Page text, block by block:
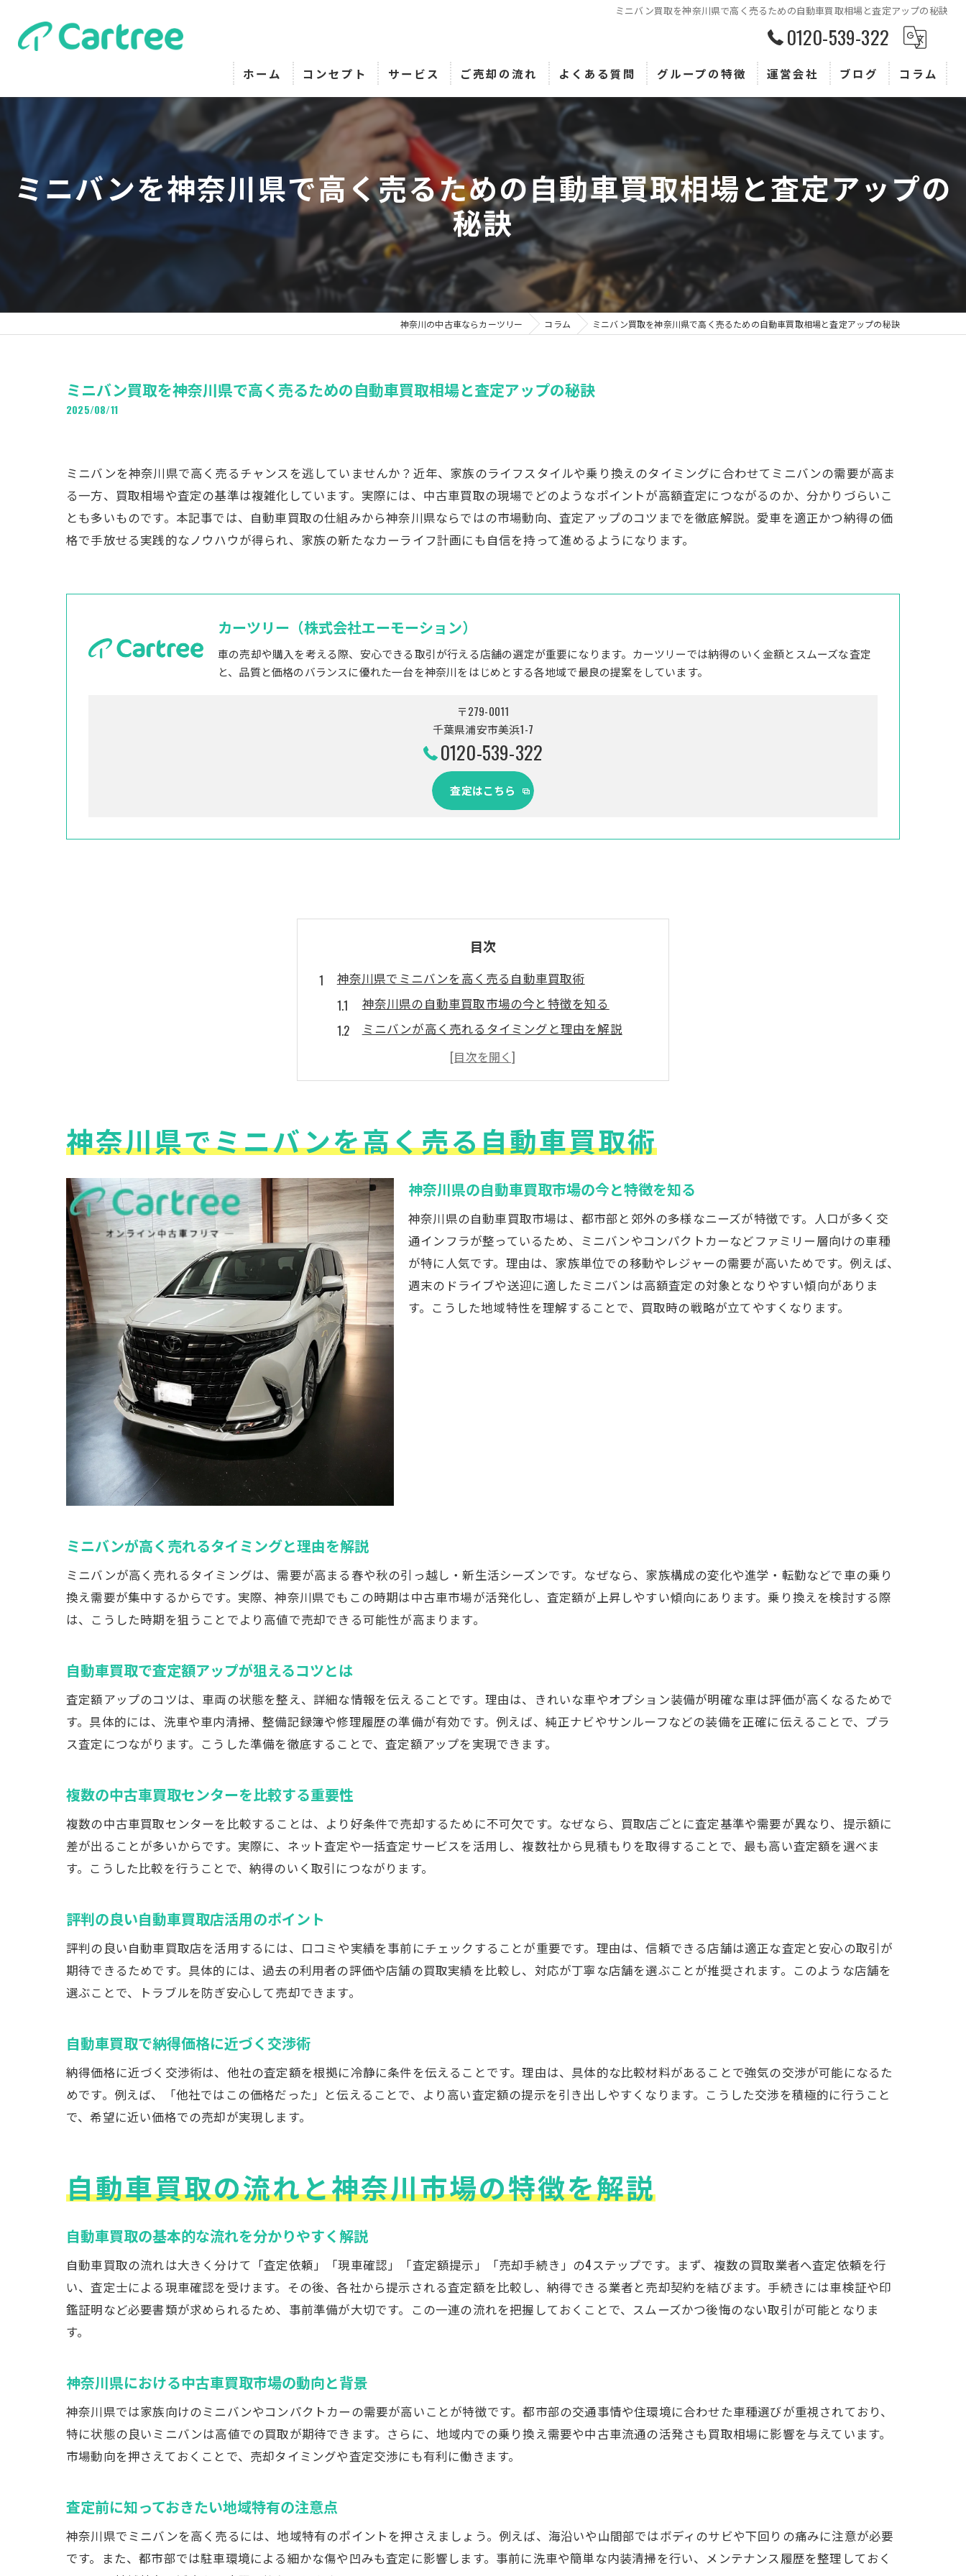
ミニバン買取を神奈川県で高く売るための自動車買取相場と査定アップの秘訣
0120-539-322
ホーム コンセプト サービス ご売却の流れ よくある質問 グループの特徴
買取
販売
トヨタ
運営会社 ブログ コラム
ミニバンを神奈川県で高く売るための自動車買取相場と査定アップの
秘訣
神奈川の中古車ならカーツリー コラム ミニバン買取を神奈川県で高く売るための自動車買取相場と査定アップの秘訣
ミニバン買取を神奈川県で高く売るための自動車買取相場と査定アップの秘訣
2025/08/11
ミニバンを神奈川県で高く売るチャンスを逃していませんか？近年、家族のライフスタイルや乗り換えのタイミングに合わせてミニバンの需要が高ま
る一方、買取相場や査定の基準は複雑化しています。実際には、中古車買取の現場でどのようなポイントが高額査定につながるのか、分かりづらいこ
とも多いものです。本記事では、自動車買取の仕組みから神奈川県ならではの市場動向、査定アップのコツまでを徹底解説。愛車を適正かつ納得の価
格で手放せる実践的なノウハウが得られ、家族の新たなカーライフ計画にも自信を持って進めるようになります。
カーツリー（株式会社エーモーション）
車の売却や購入を考える際、安心できる取引が行える店舗の選定が重要になります。カーツリーでは納得のいく金額とスムーズな査定
と、品質と価格のバランスに優れた一台を神奈川をはじめとする各地域で最良の提案をしています。
〒279-0011
千葉県浦安市美浜1-7
0120-539-322
査定はこちら
目次
神奈川県でミニバンを高く売る自動車買取術
神奈川県の自動車買取市場の今と特徴を知る
ミニバンが高く売れるタイミングと理由を解説
自動車買取で査定額アップが狙えるコツとは
複数の中古車買取センターを比較する重要性
自動車買取で納得価格に近づく交渉術
自動車買取の流れと神奈川市場の特徴を解説
自動車買取の基本的な流れを分かりやすく解説
神奈川県における中古車買取市場の動向と背景
査定前に知っておきたい地域特有の注意点
自動車買取で重視される評価ポイントと基準
中古車買取センターの選び方と比較方法
カーセンサーを活用した情報収集のコツ
ミニバン査定アップを狙うための実践ポイント
自動車買取で査定額が上がる準備を徹底解説
ミニバンの装備や内外装のチェックポイント
信頼できる自動車買取先を神奈川で見つける方法
神奈川県内で信頼できる買取先を見極めるコツ
中古車買取センターの比較ポイントを解説
トラブル回避のためのチェックリスト紹介
自宅でできるミニバン査定前の準備とは
自動車買取前に自宅でできる清掃ポイント
ミニバンのメンテナンスで査定額アップを狙う
オンライン査定時の注意点とコツを紹介
家族のカーライフに最適な買い替え計画の立て方
買い替え時に役立つ中古車買取情報の集め方
実際の口コミから読み解く自動車買取の傾向
信頼と満足度の高い取引に繋げる活用術
自動車買取相場の最新動向と調べ方を解説
神奈川県でのミニバン買取価格の変動要因
年式や走行距離による査定相場の違い
中古車買取センターでの相場比較の重要性
神奈川県でミニバンを高く売る自動車買取術
神奈川県の自動車買取市場の今と特徴を知る
神奈川県の自動車買取市場は、都市部と郊外の多様なニーズが特徴です。人口が多く交
通インフラが整っているため、ミニバンやコンパクトカーなどファミリー層向けの車種
が特に人気です。理由は、家族単位での移動やレジャーの需要が高いためです。例えば、
週末のドライブや送迎に適したミニバンは高額査定の対象となりやすい傾向がありま
す。こうした地域特性を理解することで、買取時の戦略が立てやすくなります。
ミニバンが高く売れるタイミングと理由を解説
ミニバンが高く売れるタイミングは、需要が高まる春や秋の引っ越し・新生活シーズンです。なぜなら、家族構成の変化や進学・転勤などで車の乗り
換え需要が集中するからです。実際、神奈川県でもこの時期は中古車市場が活発化し、査定額が上昇しやすい傾向にあります。乗り換えを検討する際
は、こうした時期を狙うことでより高値で売却できる可能性が高まります。
自動車買取で査定額アップが狙えるコツとは
査定額アップのコツは、車両の状態を整え、詳細な情報を伝えることです。理由は、きれいな車やオプション装備が明確な車は評価が高くなるためで
す。具体的には、洗車や車内清掃、整備記録簿や修理履歴の準備が有効です。例えば、純正ナビやサンルーフなどの装備を正確に伝えることで、プラ
ス査定につながります。こうした準備を徹底することで、査定額アップを実現できます。
複数の中古車買取センターを比較する重要性
複数の中古車買取センターを比較することは、より好条件で売却するために不可欠です。なぜなら、買取店ごとに査定基準や需要が異なり、提示額に
差が出ることが多いからです。実際に、ネット査定や一括査定サービスを活用し、複数社から見積もりを取得することで、最も高い査定額を選べま
す。こうした比較を行うことで、納得のいく取引につながります。
評判の良い自動車買取店活用のポイント
評判の良い自動車買取店を活用するには、口コミや実績を事前にチェックすることが重要です。理由は、信頼できる店舗は適正な査定と安心の取引が
期待できるためです。具体的には、過去の利用者の評価や店舗の買取実績を比較し、対応が丁寧な店舗を選ぶことが推奨されます。このような店舗を
選ぶことで、トラブルを防ぎ安心して売却できます。
自動車買取で納得価格に近づく交渉術
納得価格に近づく交渉術は、他社の査定額を根拠に冷静に条件を伝えることです。理由は、具体的な比較材料があることで強気の交渉が可能になるた
めです。例えば、「他社ではこの価格だった」と伝えることで、より高い査定額の提示を引き出しやすくなります。こうした交渉を積極的に行うこと
で、希望に近い価格での売却が実現します。
自動車買取の流れと神奈川市場の特徴を解説
自動車買取の基本的な流れを分かりやすく解説
自動車買取の流れは大きく分けて「査定依頼」「現車確認」「査定額提示」「売却手続き」の4ステップです。まず、複数の買取業者へ査定依頼を行
い、査定士による現車確認を受けます。その後、各社から提示される査定額を比較し、納得できる業者と売却契約を結びます。手続きには車検証や印
鑑証明など必要書類が求められるため、事前準備が大切です。この一連の流れを把握しておくことで、スムーズかつ後悔のない取引が可能となりま
す。
神奈川県における中古車買取市場の動向と背景
神奈川県では家族向けのミニバンやコンパクトカーの需要が高いことが特徴です。都市部の交通事情や住環境に合わせた車種選びが重視されており、
特に状態の良いミニバンは高値での買取が期待できます。さらに、地域内での乗り換え需要や中古車流通の活発さも買取相場に影響を与えています。
市場動向を押さえておくことで、売却タイミングや査定交渉にも有利に働きます。
査定前に知っておきたい地域特有の注意点
神奈川県でミニバンを高く売るには、地域特有のポイントを押さえましょう。例えば、海沿いや山間部ではボディのサビや下回りの痛みに注意が必要
です。また、都市部では駐車環境による細かな傷や凹みも査定に影響します。事前に洗車や簡単な内装清掃を行い、メンテナンス履歴を整理しておく